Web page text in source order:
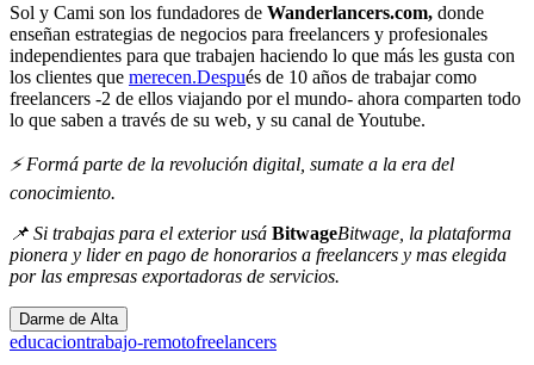
Sol y Cami son los fundadores de Wanderlancers.com, donde
enseñan estrategias de negocios para freelancers y profesionales
independientes para que trabajen haciendo lo que más les gusta con
los clientes que merecen.Después de 10 años de trabajar como
freelancers -2 de ellos viajando por el mundo- ahora comparten todo
lo que saben a través de su web, y su canal de Youtube.
⚡️ Formá parte de la revolución digital, sumate a la era del
conocimiento.
📌 Si trabajas para el exterior usá BitwageBitwage , la plataforma
pionera y lider en pago de honorarios a freelancers y mas elegida
por las empresas exportadoras de servicios.
Darme de Alta
educaciontrabajo-remotofreelancers